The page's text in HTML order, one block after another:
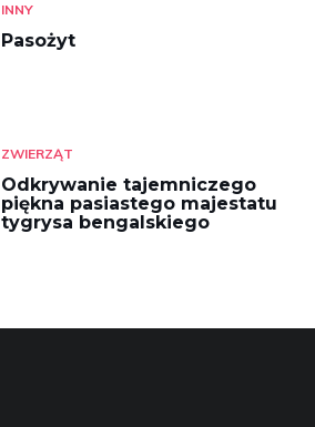
INNY
Pasożyt
ZWIERZĄT
Odkrywanie tajemniczego
piękna pasiastego majestatu
tygrysa bengalskiego